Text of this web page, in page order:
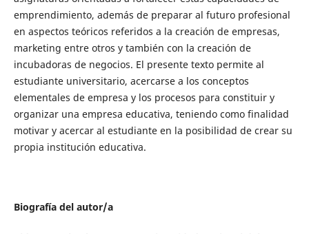
emprendimiento, además de preparar al futuro profesional
en aspectos teóricos referidos a la creación de empresas,
marketing entre otros y también con la creación de
incubadoras de negocios. El presente texto permite al
estudiante universitario, acercarse a los conceptos
elementales de empresa y los procesos para constituir y
organizar una empresa educativa, teniendo como finalidad
motivar y acercar al estudiante en la posibilidad de crear su
propia institución educativa.
Biografía del autor/a